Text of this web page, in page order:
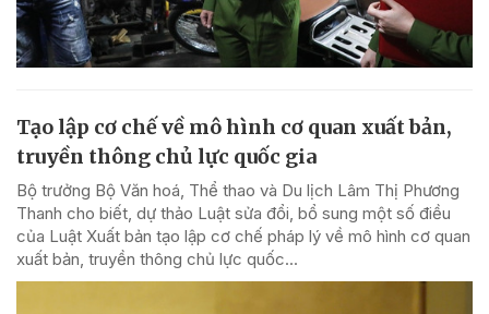
Tạo lập cơ chế về mô hình cơ quan xuất bản,
truyền thông chủ lực quốc gia
Bộ trưởng Bộ Văn hoá, Thể thao và Du lịch Lâm Thị Phương
Thanh cho biết, dự thảo Luật sửa đổi, bổ sung một số điều
của Luật Xuất bản tạo lập cơ chế pháp lý về mô hình cơ quan
xuất bản, truyền thông chủ lực quốc...